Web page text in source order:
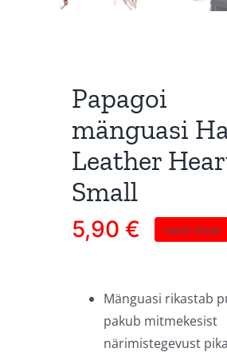
Papagoi
mänguasi
Leather
Small
5,90 € Laost otsas
Mänguasi rikastab
pakub mitmekesist
närimistegevust